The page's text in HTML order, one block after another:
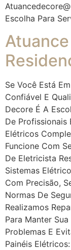
Escolha Para
Se Você Está
Confiável E
Decore É A
De Profissionais
Elétricos
Funcione Com
De Eletricista
Sistemas
Com Precisão,
Normas De
Realizamos
Para Manter
Problemas E
Painéis